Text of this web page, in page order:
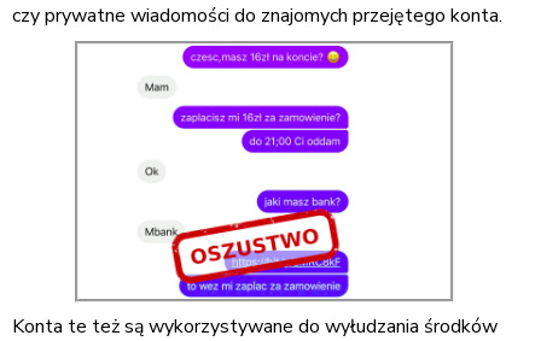
czy prywatne wiadomości do znajomych przejętego konta.
Konta te też są wykorzystywane do wyłudzania środków